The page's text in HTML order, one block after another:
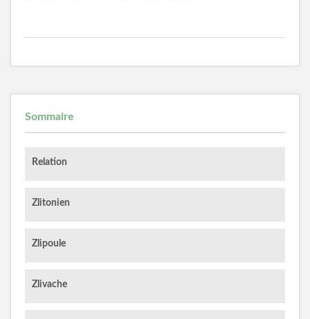
Sommaire
Relation
Zlitonien
Zlipoule
Zlivache